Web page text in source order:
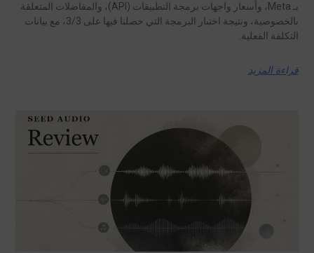
بـ Meta، وأسعار واجهات برمجة التطبيقات (API)، والمفاضلات المتعلقة
بالخصوصية، ونتيجة اختبار البرمجة التي حصلنا فيها على 3/3، مع بيانات
التكلفة الفعلية.
قراءة المزيد